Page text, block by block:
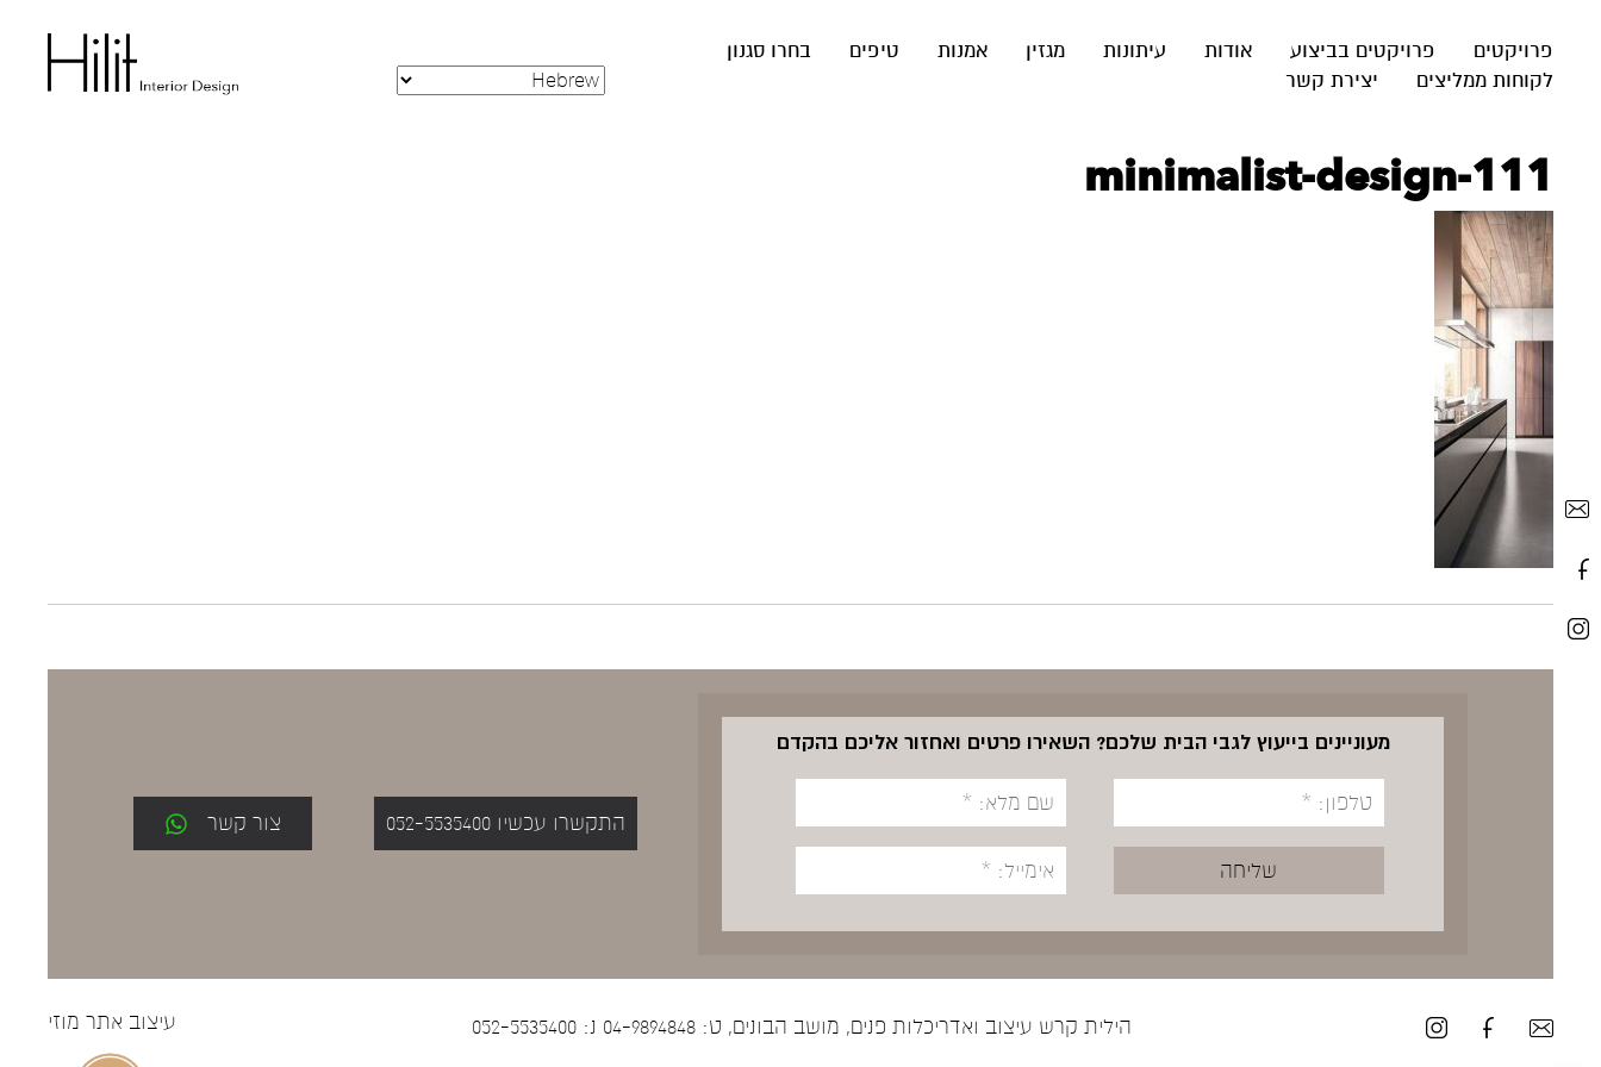
פרויקטים פרויקטים בביצוע אודות עיתונות מגזין אמנות טיפים
בחרו סגנון
לקוחות ממליצים
יצירת קשר
minimalist-design-111
מעוניינים בייעוץ לגבי הבית שלכם? השאירו פרטים ואחזור אליכם בהקדם
התקשרו עכשיו 052-5535400 צור קשר
הילית קרש עיצוב ואדריכלות פנים, מושב הבונים, ט: 04-9894848 נ: 052-5535400 עיצוב אתר מוזי